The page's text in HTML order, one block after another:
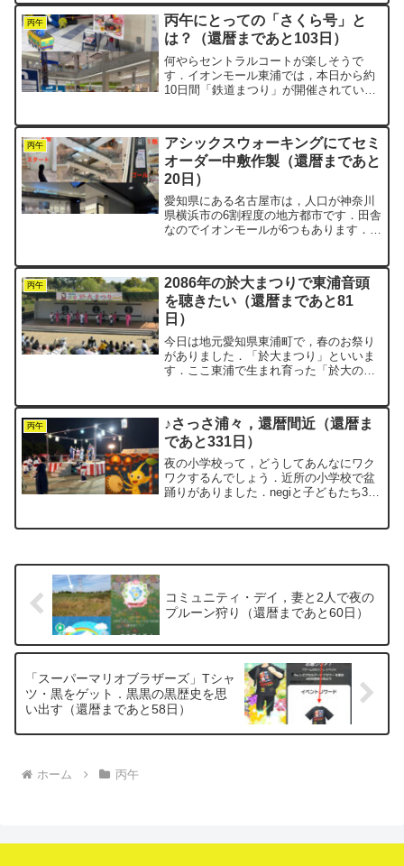
で，この入り口を利用することはありま
せん．ただ，ここはウォーキ...
丙午
丙午にとっての「さくら号」と
は？（還暦まであと103日）
何やらセントラルコートが楽しそうで
す．イオンモール東浦では，本日から約
10日間「鉄道まつり」が開催されていま
100円，子ども200円という設定です．子
ども料金の方が高いと...
丙午
アシックスウォーキングにてセミ
オーダー中敷作製（還暦まであと
20日）
愛知県にある名古屋市は，人口が神奈川
県横浜市の6割程度の地方都市です．田舎
なのでイオンモールが6つもあります．横
ール熱田」を歩いてきました．ピクミン
ブルームのプレイヤー...
丙午
2086年の於大まつりで東浦音頭
を聴きたい（還暦まであと81
日）
今日は地元愛知県東浦町で，春のお祭り
がありました．「於大まつり」といいま
す．ここ東浦で生まれ育った「於大の
公園，明徳寺川沿い，そしてイオンモー
ル東浦セントラルコートです...
丙午
♪さっさ浦々，還暦間近（還暦ま
であと331日）
夜の小学校って，どうしてあんなにワク
ワクするんでしょう．近所の小学校で盆
踊りがありました．negiと子どもたち3人
コミュニティ・デイ，妻と2人で夜の
プルーン狩り（還暦まであと60日）
「スーパーマリオブラザーズ」Tシャ
ツ・黒をゲット．黒黒の黒歴史を思
い出す（還暦まであと58日）
ホーム 丙午